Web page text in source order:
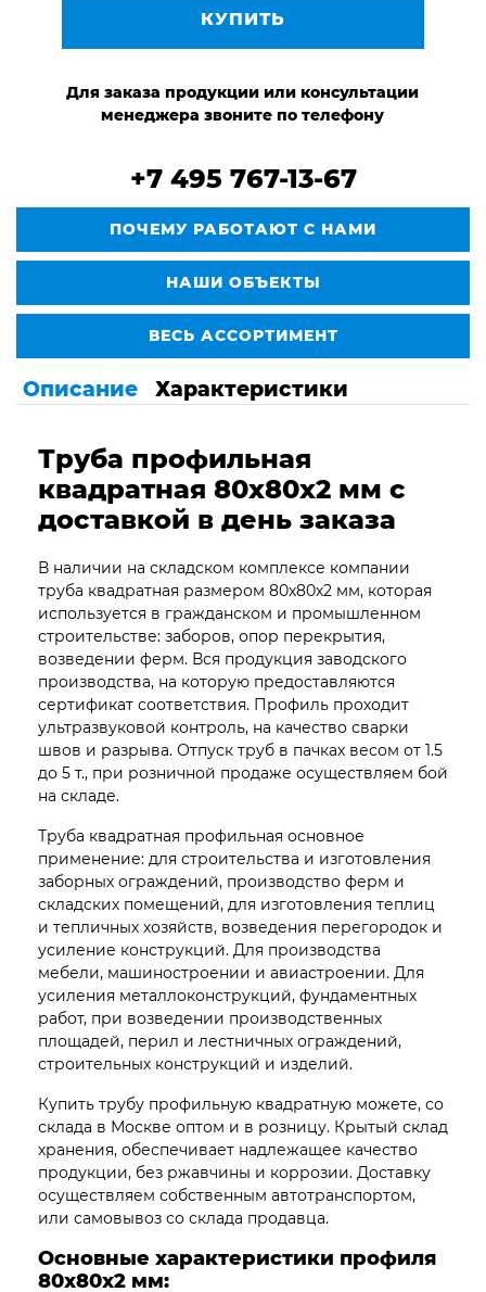
КУПИТЬ
Для заказа продукции или консультации
менеджера звоните по телефону
+7 495 767-13-67
ПОЧЕМУ РАБОТАЮТ С НАМИ
НАШИ ОБЪЕКТЫ
ВЕСЬ АССОРТИМЕНТ
Описание Характеристики
Труба профильная
квадратная 80х80х2 мм с
доставкой в день заказа
В наличии на складском комплексе компании
труба квадратная размером 80х80х2 мм, которая
используется в гражданском и промышленном
строительстве: заборов, опор перекрытия,
возведении ферм. Вся продукция заводского
производства, на которую предоставляются
сертификат соответствия. Профиль проходит
ультразвуковой контроль, на качество сварки
швов и разрыва. Отпуск труб в пачках весом от 1.5
до 5 т., при розничной продаже осуществляем бой
на складе.
Труба квадратная профильная основное
применение: для строительства и изготовления
заборных ограждений, производство ферм и
складских помещений, для изготовления теплиц
и тепличных хозяйств, возведения перегородок и
усиление конструкций. Для производства
мебели, машиностроении и авиастроении. Для
усиления металлоконструкций, фундаментных
работ, при возведении производственных
площадей, перил и лестничных ограждений,
строительных конструкций и изделий.
Купить трубу профильную квадратную можете, со
склада в Москве оптом и в розницу. Крытый склад
хранения, обеспечивает надлежащее качество
продукции, без ржавчины и коррозии. Доставку
осуществляем собственным автотранспортом,
или самовывоз со склада продавца.
Основные характеристики профиля
80х80х2 мм: